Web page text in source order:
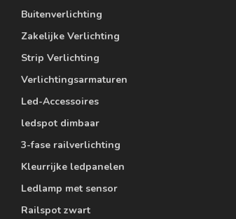
Buitenverlichting
Zakelijke Verlichting
Strip Verlichting
Verlichtingsarmaturen
Led-Accessoires
ledspot dimbaar
3-fase railverlichting
Kleurrijke ledpanelen
Ledlamp met sensor
Railspot zwart